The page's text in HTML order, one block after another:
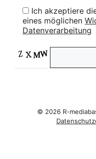
Ich akzeptiere
eines möglichen
Datenverarbeitung
© 2026 R-